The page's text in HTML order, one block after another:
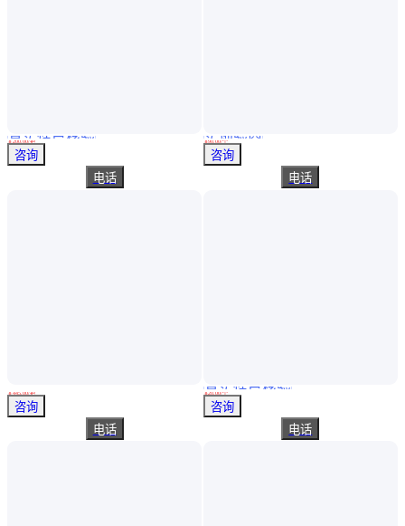
鸿瑞牌 防爆方锉 型号250mm 金属表层做微量加工工具大全
真实性已核验
￥200.00/把
河北沧州
咨询
电话
￥445.00/把
天津
咨询
电话
防爆管钳 价格公道 防爆管钳 售后无忧 防爆管钳 防爆铝青铜管钳
实地验商
￥90.00/个
山东济宁
咨询
电话
防爆真空开关接线柱 M12-M36 防爆叉式接线柱 矿用防爆接线端子
真实性已核验
￥20 .00/个
浙江温州
咨询
电话